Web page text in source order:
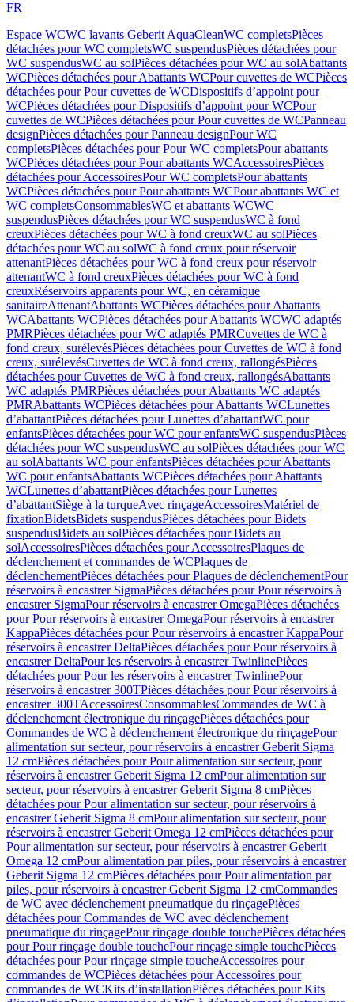
FR
Espace WCWC lavants Geberit AquaCleanWC completsPièces
détachées pour WC completsWC suspendusPièces détachées pour
WC suspendusWC au solPièces détachées pour WC au solAbattants
WCPièces détachées pour Abattants WCPour cuvettes de WCPièces
détachées pour Pour cuvettes de WCDispositifs d’appoint pour
WCPièces détachées pour Dispositifs d’appoint pour WCPour
cuvettes de WCPièces détachées pour Pour cuvettes de WCPanneau
designPièces détachées pour Panneau designPour WC
completsPièces détachées pour Pour WC completsPour abattants
WCPièces détachées pour Pour abattants WCAccessoiresPièces
détachées pour AccessoiresPour WC completsPour abattants
WCPièces détachées pour Pour abattants WCPour abattants WC et
WC completsConsommablesWC et abattants WCWC
suspendusPièces détachées pour WC suspendusWC à fond
creuxPièces détachées pour WC à fond creuxWC au solPièces
détachées pour WC au solWC à fond creux pour réservoir
attenantPièces détachées pour WC à fond creux pour réservoir
attenantWC à fond creuxPièces détachées pour WC à fond
creuxRéservoirs apparents pour WC, en céramique
sanitaireAttenantAbattants WCPièces détachées pour Abattants
WCAbattants WCPièces détachées pour Abattants WCWC adaptés
PMRPièces détachées pour WC adaptés PMRCuvettes de WC à
fond creux, surélevésPièces détachées pour Cuvettes de WC à fond
creux, surélevésCuvettes de WC à fond creux, rallongésPièces
détachées pour Cuvettes de WC à fond creux, rallongésAbattants
WC adaptés PMRPièces détachées pour Abattants WC adaptés
PMRAbattants WCPièces détachées pour Abattants WCLunettes
d’abattantPièces détachées pour Lunettes d’abattantWC pour
enfantsPièces détachées pour WC pour enfantsWC suspendusPièces
détachées pour WC suspendusWC au solPièces détachées pour WC
au solAbattants WC pour enfantsPièces détachées pour Abattants
WC pour enfantsAbattants WCPièces détachées pour Abattants
WCLunettes d’abattantPièces détachées pour Lunettes
d’abattantSiège à la turqueAvec rinçageAccessoiresMatériel de
fixationBidetsBidets suspendusPièces détachées pour Bidets
suspendusBidets au solPièces détachées pour Bidets au
solAccessoiresPièces détachées pour AccessoiresPlaques de
déclenchement et commandes de WCPlaques de
déclenchementPièces détachées pour Plaques de déclenchementPour
réservoirs à encastrer SigmaPièces détachées pour Pour réservoirs à
encastrer SigmaPour réservoirs à encastrer OmegaPièces détachées
pour Pour réservoirs à encastrer OmegaPour réservoirs à encastrer
KappaPièces détachées pour Pour réservoirs à encastrer KappaPour
réservoirs à encastrer DeltaPièces détachées pour Pour réservoirs à
encastrer DeltaPour les réservoirs à encastrer TwinlinePièces
détachées pour Pour les réservoirs à encastrer TwinlinePour
réservoirs à encastrer 300TPièces détachées pour Pour réservoirs à
encastrer 300TAccessoiresConsommablesCommandes de WC à
déclenchement électronique du rinçagePièces détachées pour
Commandes de WC à déclenchement électronique du rinçagePour
alimentation sur secteur, pour réservoirs à encastrer Geberit Sigma
12 cmPièces détachées pour Pour alimentation sur secteur, pour
réservoirs à encastrer Geberit Sigma 12 cmPour alimentation sur
secteur, pour réservoirs à encastrer Geberit Sigma 8 cmPièces
détachées pour Pour alimentation sur secteur, pour réservoirs à
encastrer Geberit Sigma 8 cmPour alimentation sur secteur, pour
réservoirs à encastrer Geberit Omega 12 cmPièces détachées pour
Pour alimentation sur secteur, pour réservoirs à encastrer Geberit
Omega 12 cmPour alimentation par piles, pour réservoirs à encastrer
Geberit Sigma 12 cmPièces détachées pour Pour alimentation par
piles, pour réservoirs à encastrer Geberit Sigma 12 cmCommandes
de WC avec déclenchement pneumatique du rinçagePièces
détachées pour Commandes de WC avec déclenchement
pneumatique du rinçagePour rinçage double touchePièces détachées
pour Pour rinçage double touchePour rinçage simple touchePièces
détachées pour Pour rinçage simple toucheAccessoires pour
commandes de WCPièces détachées pour Accessoires pour
commandes de WCKits d’installationPièces détachées pour Kits